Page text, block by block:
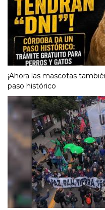
¡Ahora las mascotas
paso histórico